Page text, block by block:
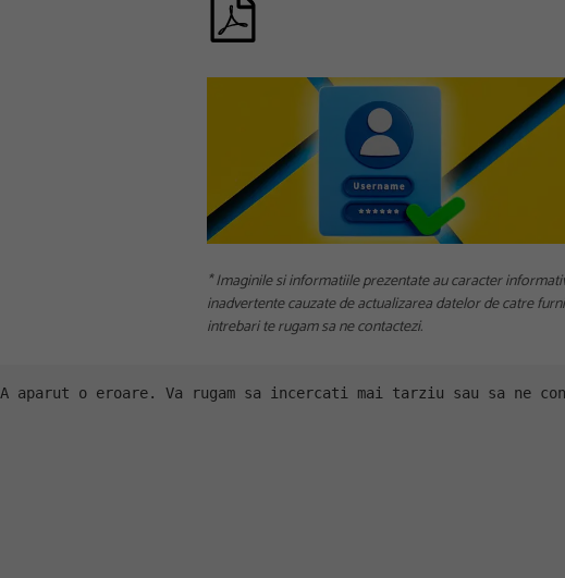
* Imaginile si informatiile prezentate au caracter
inadvertente cauzate de actualizarea datelor de catre
intrebari te rugam sa ne contactezi.
A aparut o eroare. Va rugam sa incercati mai tarziu sau sa ne